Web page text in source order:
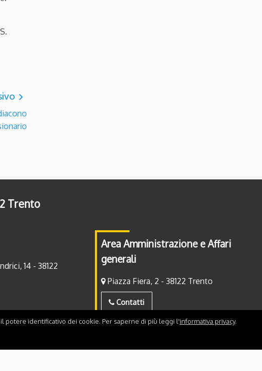
navigate_next
Trento
14 - 38122
Area Amministrazione e Affari
generali
Piazza Fiera, 2 - 38122 Trento
Contatti
potere identificativo dei cookie. Per saperne di più leggi l'informativa privacy.